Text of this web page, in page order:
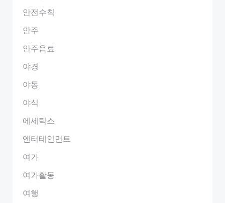
안전수칙
안주
안주음료
야경
야동
야식
에세틱스
엔터테인먼트
여가
여가활동
여행